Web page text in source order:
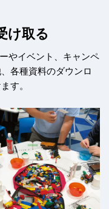
け取る
やイベント、 キャンペ
各種資料のダウンロ
す。